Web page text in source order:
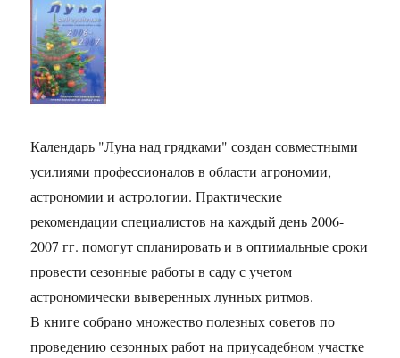
Календарь "Луна над грядками" создан совместными
усилиями профессионалов в области агрономии,
астрономии и астрологии. Практические
рекомендации специалистов на каждый день 2006-
2007 гг. помогут спланировать и в оптимальные сроки
провести сезонные работы в саду с учетом
астрономически выверенных лунных ритмов.
В книге собрано множество полезных советов по
проведению сезонных работ на приусадебном участке